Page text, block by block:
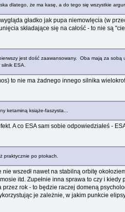
dlatego, że ma kasę, a do tego się wszystkie
gładko jak pupa niemowlęcia (w
składające się na całość - to nie są
jest dość zaawansowany. Oba mają za sobą
ESA.
to nie ma żadnego innego silnika
ketaminą książe-faszysta...
A co ESA sam sobie odpowiedziałeś -
po ptokach.
wszedł nawet na stabilną orbitę
itd. Zupełnie inna sprawa to czy i
rok - to będzie raczej domeną
je zależnie, w jakim punkcie